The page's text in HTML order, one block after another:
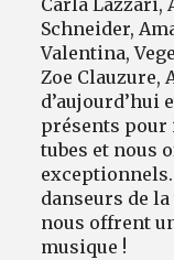
Carla Lazzari,
Schneider,
Valentina,
Zoe Clauzure,
d’aujourd’hui
présents
tubes et nous
danseurs de
nous offrent
musique !